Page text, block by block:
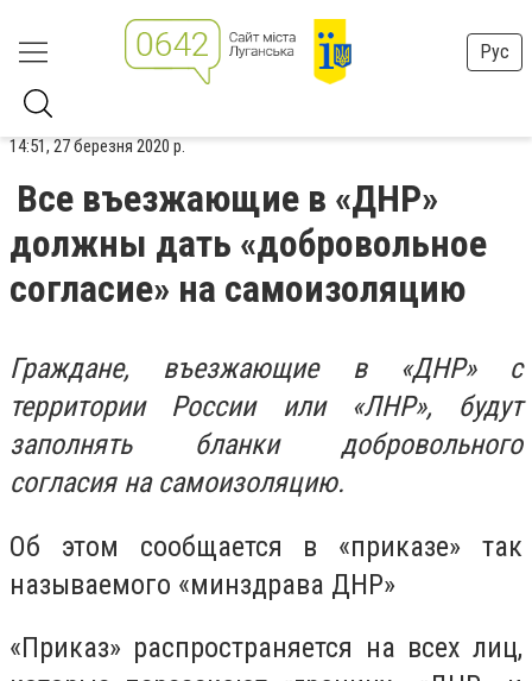
Рус
14:51, 27 березня 2020 р.
Все въезжающие в «ДНР»
должны дать «добровольное
согласие» на самоизоляцию
Граждане, въезжающие в «ДНР» с
территории России или «ЛНР», будут
заполнять бланки добровольного
согласия на самоизоляцию.
Об этом сообщается в «приказе» так
называемого «минздрава ДНР»
«Приказ» распространяется на всех лиц,